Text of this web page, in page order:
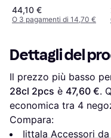
44,10 €
O 3 pagamenti di 14,70 €
Dettagli del
Il prezzo più basso
28cl 2pcs è 47,60 €.
economica tra 4
Compara:
Iittala Accessori